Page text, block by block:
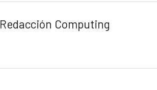
Redacción Computing